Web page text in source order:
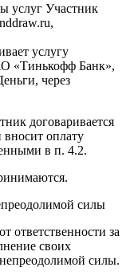
услуг Участник
услугу
«Тинькофф Банк»,
через
договаривается
оплату
в п. 4.2.
силы
ответственности за
своих
непреодолимой силы.